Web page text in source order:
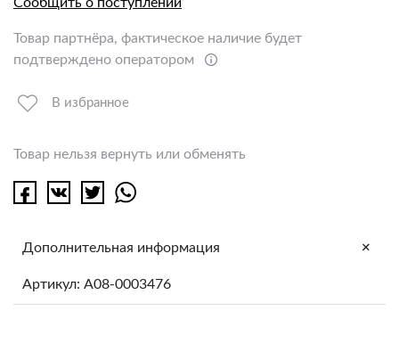
Товар партнёра, фактическое наличие будет
подтверждено оператором
В избранное
Товар нельзя вернуть или обменять
Дополнительная информация +
Артикул: A08-0003476